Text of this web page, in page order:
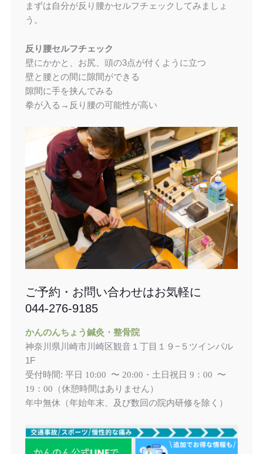
まずは自分が反り腰かセルフチェックしてみましょ
う。
反り腰セルフチェック
壁にかかと、お尻、頭の3点が付くように立つ
壁と腰との間に隙間ができる
隙間に手を挟んでみる
拳が入る→反り腰の可能性が高い
ご予約・お問い合わせはお気軽に
044-276-9185
かんのんちょう鍼灸・整骨院
神奈川県川崎市川崎区観音１丁目１９−５ツインパル
1F
受付時間: 平日 10:00 〜 20:00・ 土日祝日 9：00 〜
19：00 （休憩時間はありません）
年中無休（年始年末、及び数回の院内研修を除く）